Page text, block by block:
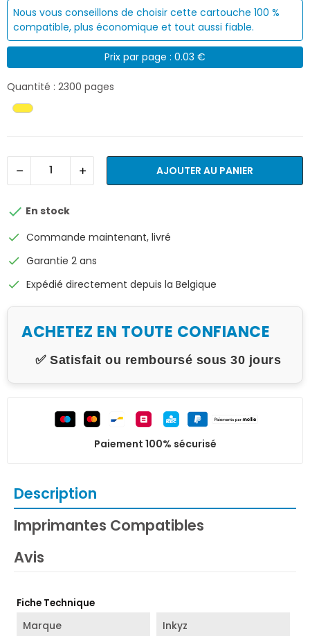
Nous vous conseillons de choisir cette cartouche 100 %
compatible, plus économique et tout aussi fiable.
Prix par page : 0.03 €
Quantité : 2300 pages
AJOUTER AU PANIER
 En stock
check Commande maintenant, livré
check Garantie 2 ans
check Expédié directement depuis la Belgique
ACHETEZ EN TOUTE CONFIANCE
✅ Satisfait ou remboursé sous 30 jours
Paiement 100% sécurisé
Description
Imprimantes Compatibles
Avis
Fiche Technique
Marque Inkyz